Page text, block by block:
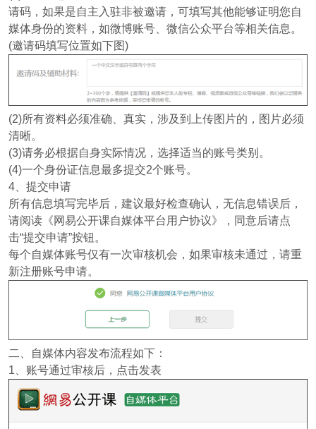
请码，如果是自主入驻非被邀请，可填写其他能够证明您自
媒体身份的资料，如微博账号、微信公众平台等相关信息。
(邀请码填写位置如下图)
(2)所有资料必须准确、真实，涉及到上传图片的，图片必须
清晰。
(3)请务必根据自身实际情况，选择适当的账号类别。
(4)一个身份证信息最多提交2个账号。
4、提交申请
所有信息填写完毕后，建议最好检查确认，无信息错误后，
请阅读《网易公开课自媒体平台用户协议》，同意后请点
击“提交申请”按钮。
每个自媒体账号仅有一次审核机会，如果审核未通过，请重
新注册账号申请。
二、自媒体内容发布流程如下：
1、账号通过审核后，点击发表